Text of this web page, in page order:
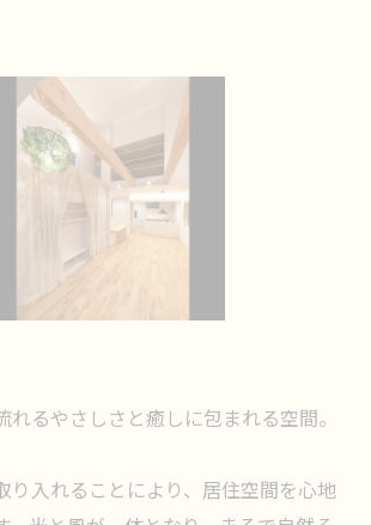
るやさしさと癒しに包まれる空間。
り入れることにより、居住空間を心地